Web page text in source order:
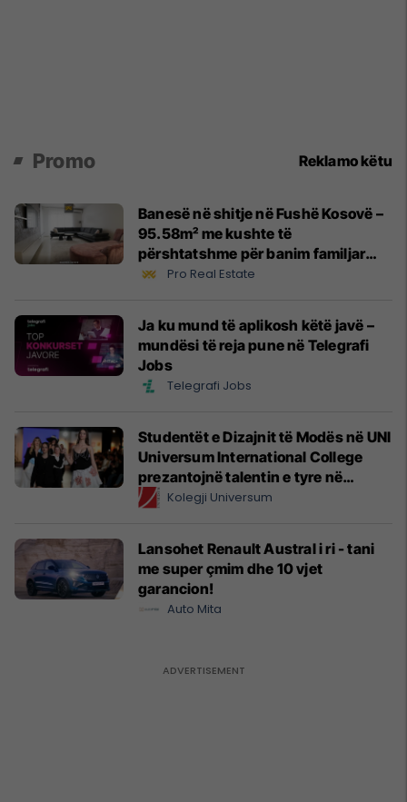
Promo Reklamo këtu
Banesë në shitje në Fushë Kosovë –
95.58m² me kushte të
përshtatshme për banim familjar
#14531Pro Real Estate
Ja ku mund të aplikosh këtë javë –
mundësi të reja pune në Telegrafi
Jobs
Telegrafi Jobs
Studentët e Dizajnit të Modës në UNI
Universum International College
prezantojnë talentin e tyre në
Prishtina Fashion Night
Kolegji Universum
Lansohet Renault Austral i ri - tani
me super çmim dhe 10 vjet
garancion!
Auto Mita